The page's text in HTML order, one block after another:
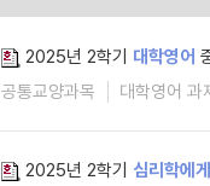
2025년 2학기 대학영어
공통교양과목
대학영어 과
2025년 2학기 심리학에